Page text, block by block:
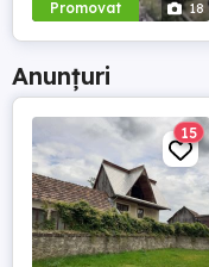
Promovat 18
Anunțuri
15